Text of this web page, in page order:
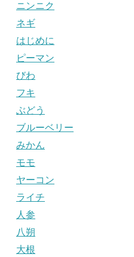
ニンニク
ネギ
はじめに
ピーマン
びわ
フキ
ぶどう
ブルーベリー
みかん
モモ
ヤーコン
ライチ
人参
八朔
大根